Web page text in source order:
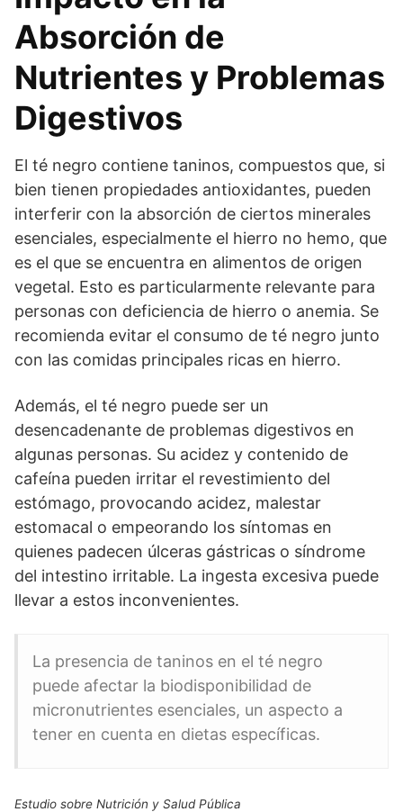
Absorción de
Nutrientes y Problemas
Digestivos
El té negro contiene taninos, compuestos que, si
bien tienen propiedades antioxidantes, pueden
interferir con la absorción de ciertos minerales
esenciales, especialmente el hierro no hemo, que
es el que se encuentra en alimentos de origen
vegetal. Esto es particularmente relevante para
personas con deficiencia de hierro o anemia. Se
recomienda evitar el consumo de té negro junto
con las comidas principales ricas en hierro.
Además, el té negro puede ser un
desencadenante de problemas digestivos en
algunas personas. Su acidez y contenido de
cafeína pueden irritar el revestimiento del
estómago, provocando acidez, malestar
estomacal o empeorando los síntomas en
quienes padecen úlceras gástricas o síndrome
del intestino irritable. La ingesta excesiva puede
llevar a estos inconvenientes.
La presencia de taninos en el té negro
puede afectar la biodisponibilidad de
micronutrientes esenciales, un aspecto a
tener en cuenta en dietas específicas.
Estudio sobre Nutrición y Salud Pública